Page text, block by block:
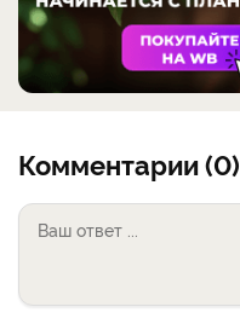
Комментарии (0)